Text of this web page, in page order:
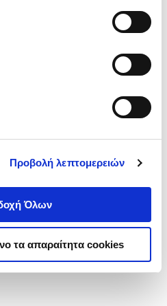
Προβολή λεπτομερειών
Όλων
τα απαραίτητα cookies